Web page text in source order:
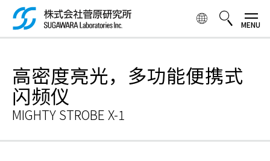
跳
转
内
容
高密度亮光，多功能便携式
闪频仪
MIGHTY STROBE X-1